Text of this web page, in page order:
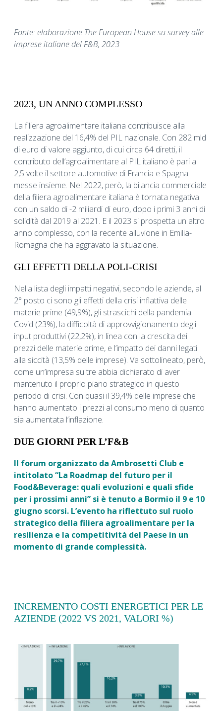
Fonte: elaborazione The European House su survey alle
imprese italiane del F&B, 2023
2023, UN ANNO COMPLESSO
La filiera agroalimentare italiana contribuisce alla
realizzazione del 16,4% del PIL nazionale. Con 282 mld
di euro di valore aggiunto, di cui circa 64 diretti, il
contributo dell’agroalimentare al PIL italiano è pari a
2,5 volte il settore automotive di Francia e Spagna
messe insieme. Nel 2022, però, la bilancia commerciale
della filiera agroalimentare italiana è tornata negativa
con un saldo di -2 miliardi di euro, dopo i primi 3 anni di
solidità dal 2019 al 2021. E il 2023 si prospetta un altro
anno complesso, con la recente alluvione in Emilia-
Romagna che ha aggravato la situazione.
GLI EFFETTI DELLA POLI-CRISI
Nella lista degli impatti negativi, secondo le aziende, al
2° posto ci sono gli effetti della crisi inflattiva delle
materie prime (49,9%), gli strascichi della pandemia
Covid (23%), la difficoltà di approvvigionamento degli
input produttivi (22,2%), in linea con la crescita dei
prezzi delle materie prime, e l’impatto dei danni legati
alla siccità (13,5% delle imprese). Va sottolineato, però,
come un’impresa su tre abbia dichiarato di aver
mantenuto il proprio piano strategico in questo
periodo di crisi. Con quasi il 39,4% delle imprese che
hanno aumentato i prezzi al consumo meno di quanto
sia aumentata l’inflazione.
DUE GIORNI PER L’F&B
Il forum organizzato da Ambrosetti Club e
intitolato “La Roadmap del futuro per il
Food&Beverage: quali evoluzioni e quali sfide
per i prossimi anni” si è tenuto a Bormio il 9 e 10
giugno scorsi. L’evento ha riflettuto sul ruolo
strategico della filiera agroalimentare per la
resilienza e la competitività del Paese in un
momento di grande complessità.
INCREMENTO COSTI ENERGETICI PER LE
AZIENDE (2022 VS 2021, VALORI %)